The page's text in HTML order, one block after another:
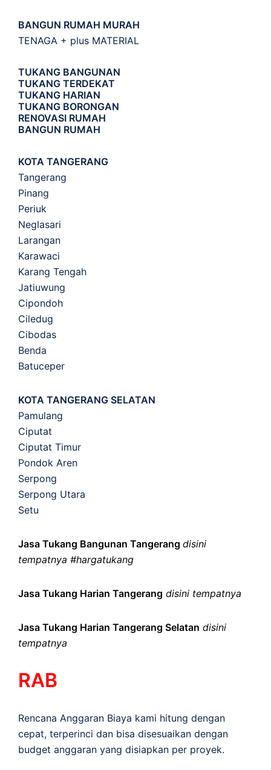
BANGUN RUMAH MURAH
TENAGA + plus MATERIAL
TUKANG BANGUNAN
TUKANG TERDEKAT
TUKANG HARIAN
TUKANG BORONGAN
RENOVASI RUMAH
BANGUN RUMAH
KOTA TANGERANG
Tangerang
Pinang
Periuk
Neglasari
Larangan
Karawaci
Karang Tengah
Jatiuwung
Cipondoh
Ciledug
Cibodas
Benda
Batuceper
KOTA TANGERANG SELATAN
Pamulang
Ciputat
Ciputat Timur
Pondok Aren
Serpong
Serpong Utara
Setu
Jasa Tukang Bangunan Tangerang disini
tempatnya #hargatukang
Jasa Tukang Harian Tangerang disini tempatnya
Jasa Tukang Harian Tangerang Selatan disini
tempatnya
RAB
Rencana Anggaran Biaya kami hitung dengan
cepat, terperinci dan bisa disesuaikan dengan
budget anggaran yang disiapkan per proyek.